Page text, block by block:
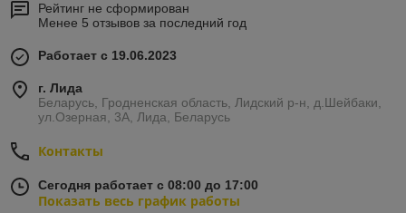
Рейтинг не сформирован
Менее 5 отзывов за последний год
Работает с 19.06.2023
г. Лида
Беларусь, Гродненская область, Лидский р-н, д.Шейбаки,
ул.Озерная, 3А, Лида, Беларусь
Контакты
Сегодня работает с 08:00 до 17:00
Показать весь график работы